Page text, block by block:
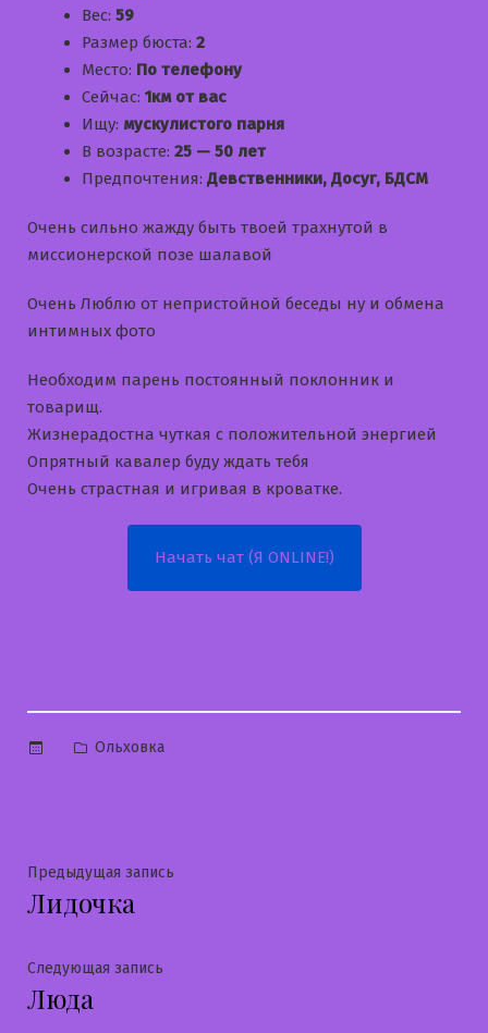
Вес: 59
Размер бюста: 2
Место: По телефону
Сейчас: 1км от вас
Ищу: мускулистого парня
В возрасте: 25 — 50 лет
Предпочтения: Девственники, Досуг, БДСМ
Очень сильно жажду быть твоей трахнутой в
миссионерской позе шалавой
Очень Люблю от непристойной беседы ну и обмена
интимных фото
Необходим парень постоянный поклонник и
товарищ.
Жизнерадостна чуткая с положительной энергией
Опрятный кавалер буду ждать тебя
Очень страстная и игривая в кроватке.
Начать чат (Я ONLINE!)
Опубликовано
Ольховка
Навигация
по
записям
Предыдущая запись
Лидочка
Следующая запись
Люда